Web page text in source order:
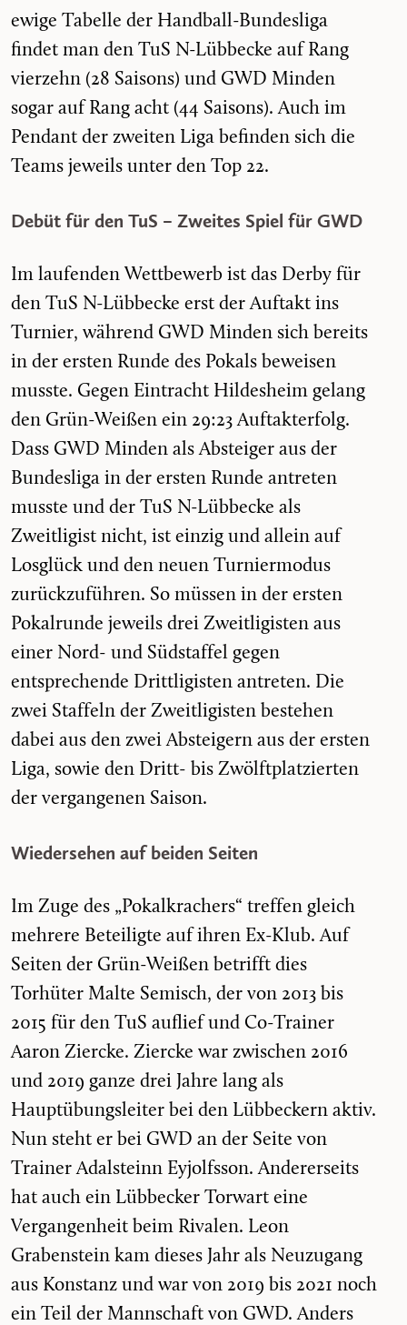
ewige Tabelle der Handball-Bundesliga
findet man den TuS N-Lübbecke auf Rang
vierzehn (28 Saisons) und GWD Minden
sogar auf Rang acht (44 Saisons). Auch im
Pendant der zweiten Liga befinden sich die
Teams jeweils unter den Top 22.
Debüt für den TuS – Zweites Spiel für GWD
Im laufenden Wettbewerb ist das Derby für
den TuS N-Lübbecke erst der Auftakt ins
Turnier, während GWD Minden sich bereits
in der ersten Runde des Pokals beweisen
musste. Gegen Eintracht Hildesheim gelang
den Grün-Weißen ein 29:23 Auftakterfolg.
Dass GWD Minden als Absteiger aus der
Bundesliga in der ersten Runde antreten
musste und der TuS N-Lübbecke als
Zweitligist nicht, ist einzig und allein auf
Losglück und den neuen Turniermodus
zurückzuführen. So müssen in der ersten
Pokalrunde jeweils drei Zweitligisten aus
einer Nord- und Südstaffel gegen
entsprechende Drittligisten antreten. Die
zwei Staffeln der Zweitligisten bestehen
dabei aus den zwei Absteigern aus der ersten
Liga, sowie den Dritt- bis Zwölftplatzierten
der vergangenen Saison.
Wiedersehen auf beiden Seiten
Im Zuge des „Pokalkrachers“ treffen gleich
mehrere Beteiligte auf ihren Ex-Klub. Auf
Seiten der Grün-Weißen betrifft dies
Torhüter Malte Semisch, der von 2013 bis
2015 für den TuS auflief und Co-Trainer
Aaron Ziercke. Ziercke war zwischen 2016
und 2019 ganze drei Jahre lang als
Hauptübungsleiter bei den Lübbeckern aktiv.
Nun steht er bei GWD an der Seite von
Trainer Adalsteinn Eyjolfsson. Andererseits
hat auch ein Lübbecker Torwart eine
Vergangenheit beim Rivalen. Leon
Grabenstein kam dieses Jahr als Neuzugang
aus Konstanz und war von 2019 bis 2021 noch
ein Teil der Mannschaft von GWD. Anders